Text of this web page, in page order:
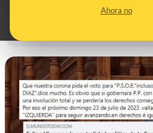
Ahora no
"información falsa”